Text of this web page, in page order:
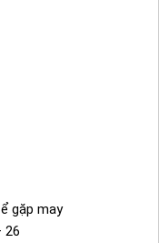
gặp may
26